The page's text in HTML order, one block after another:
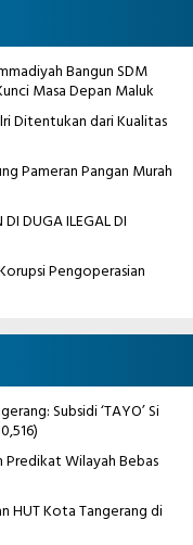
Bangun SDM
Masa Depan Maluk
Ditentukan dari Kualitas
Pameran Pangan Murah
DUGA ILEGAL DI
Pengoperasian
Subsidi ‘TAYO’ Si
Predikat Wilayah Bebas
HUT Kota Tangerang di